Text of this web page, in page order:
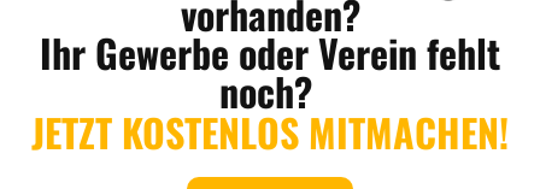
vorhanden?
Ihr Gewerbe oder Verein fehlt
noch?
JETZT KOSTENLOS MITMACHEN!